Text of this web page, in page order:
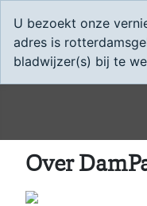
U bezoekt onze
adres is
bladwijzer(s) bij te
Over